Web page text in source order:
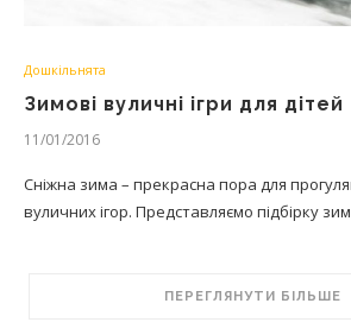
Дошкільнята
Зимові вуличні ігри для дітей
11/01/2016
Сніжна зима – прекрасна пора для
вуличних ігор. Представляємо підбірку
ПЕРЕГЛЯНУТИ БІЛЬШЕ